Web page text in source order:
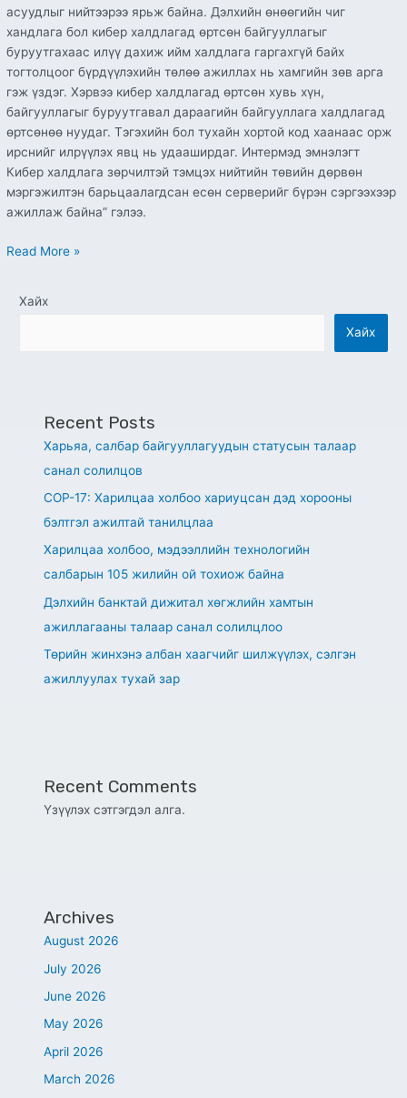
асуудлыг нийтээрээ ярьж байна. Дэлхийн өнөөгийн чиг
хандлага бол кибер халдлагад өртсөн байгууллагыг
буруутгахаас илүү дахиж ийм халдлага гаргахгүй байх
тогтолцоог бүрдүүлэхийн төлөө ажиллах нь хамгийн зөв арга
гэж үздэг. Хэрвээ кибер халдлагад өртсөн хувь хүн,
байгууллагыг буруутгавал дараагийн байгууллага халдлагад
өртсөнөө нуудаг. Тэгэхийн бол тухайн хортой код хаанаас орж
ирснийг илрүүлэх явц нь удааширдаг. Интермэд эмнэлэгт
Кибер халдлага зөрчилтэй тэмцэх нийтийн төвийн дөрвөн
мэргэжилтэн барьцаалагдсан есөн серверийг бүрэн сэргээхээр
ажиллаж байна” гэлээ.
Read More »
Хайх
Хайх
Recent Posts
Харьяа, салбар байгууллагуудын статусын талаар
санал солилцов
СОР-17: Харилцаа холбоо хариуцсан дэд хорооны
бэлтгэл ажилтай танилцлаа
Харилцаа холбоо, мэдээллийн технологийн
салбарын 105 жилийн ой тохиож байна
Дэлхийн банктай дижитал хөгжлийн хамтын
ажиллагааны талаар санал солилцлоо
Төрийн жинхэнэ албан хаагчийг шилжүүлэх, сэлгэн
ажиллуулах тухай зар
Recent Comments
Үзүүлэх сэтгэгдэл алга.
Archives
August 2026
July 2026
June 2026
May 2026
April 2026
March 2026